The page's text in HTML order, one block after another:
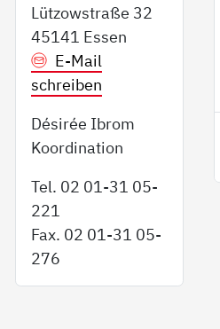
Lützowstraße 32
45141 Essen
E-Mail
schreiben
Désirée Ibrom
Koordination
Tel. 02 01-31 05-
221
Fax. 02 01-31 05-
276